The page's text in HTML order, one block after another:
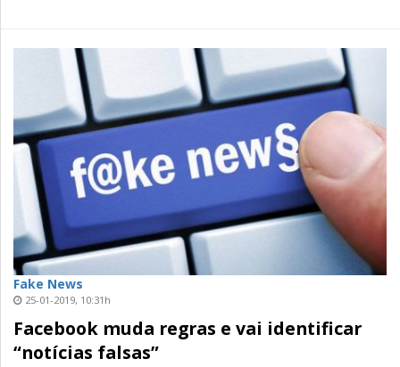
Fake News
25-01-2019, 10:31h
Facebook muda regras e vai identificar
“notícias falsas”